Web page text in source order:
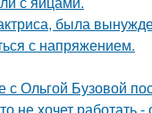
была
с напряжением.
Ольгой Бузовой